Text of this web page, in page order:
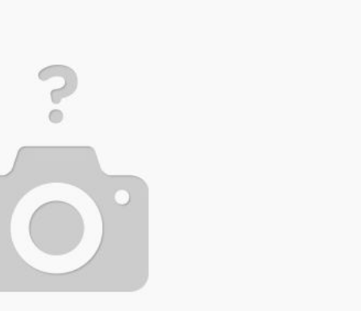
3’ü Çocuk 7 Kişi Yaralandı